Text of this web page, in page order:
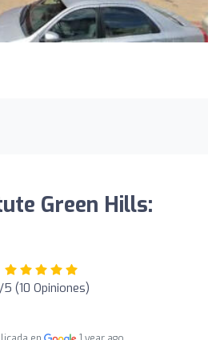
Green Hills:
/5 (10 Opiniones)